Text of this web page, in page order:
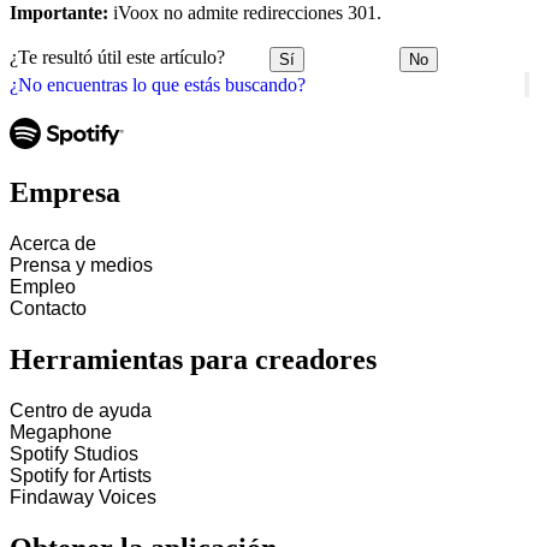
¿No encuentras lo que estás buscando?
Importante: iVoox no admite redirecciones 301.
¿Te resultó útil este artículo? Sí No
Empresa
Acerca de
Prensa y medios
Empleo
Contacto
Herramientas para creadores
Centro de ayuda
Megaphone
Spotify Studios
Spotify for Artists
Findaway Voices